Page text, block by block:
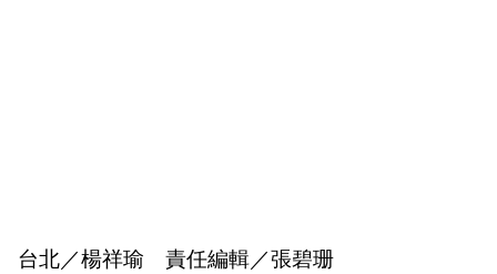
台北／楊祥瑜 責任編輯／張碧珊